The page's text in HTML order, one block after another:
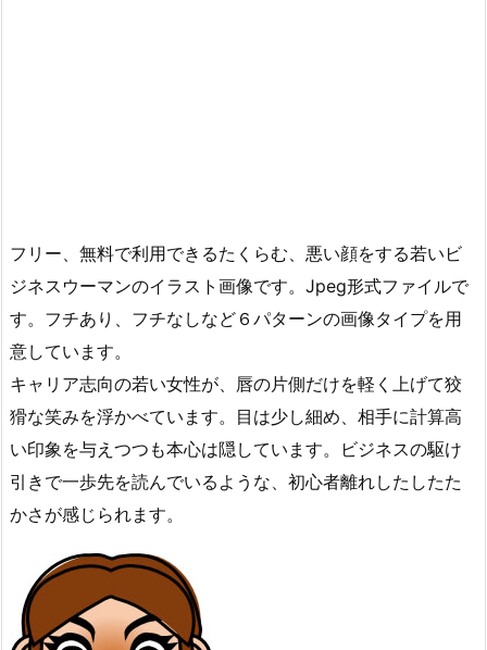
フリー、無料で利用できるたくらむ、悪い顔をする若いビ
ジネスウーマンのイラスト画像です。Jpeg形式ファイルで
す。フチあり、フチなしなど６パターンの画像タイプを用
意しています。
キャリア志向の若い女性が、唇の片側だけを軽く上げて狡
猾な笑みを浮かべています。目は少し細め、相手に計算高
い印象を与えつつも本心は隠しています。ビジネスの駆け
引きで一歩先を読んでいるような、初心者離れしたしたた
かさが感じられます。